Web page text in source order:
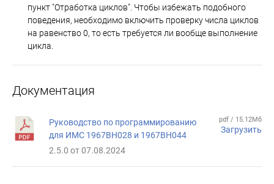
пункт "Отработка циклов". Чтобы избежать подобного
поведения, необходимо включить проверку числа циклов
на равенство 0, то есть требуется ли вообще выполнение
цикла.
Документация
Руководство по программированию
для ИМС 1967ВН028 и 1967ВН044
2.5.0 от 07.08.2024
pdf / 15.12Мб
Загрузить